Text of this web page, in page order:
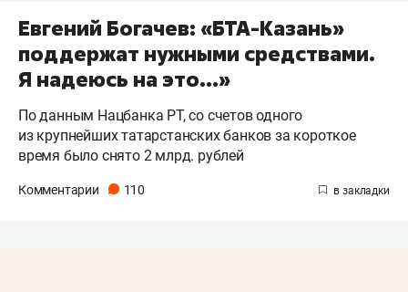
Евгений Богачев: «БТА-Казань»
поддержат нужными средствами.
Я надеюсь на это...»
По данным Нацбанка РТ, со счетов одного
из крупнейших татарстанских банков за короткое
время было снято 2 млрд. рублей
Комментарии 110